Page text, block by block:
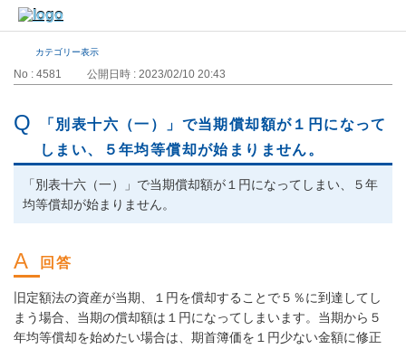
カテゴリー表示
No : 4581 公開日時 : 2023/02/10 20:43
「別表十六（一）」で当期償却額が１円になって
しまい、５年均等償却が始まりません。
「別表十六（一）」で当期償却額が１円になってしまい、５年
均等償却が始まりません。
旧定額法の資産が当期、１円を償却することで５％に到達してし
まう場合、当期の償却額は１円になってしまいます。当期から５
年均等償却を始めたい場合は、期首簿価を１円少ない金額に修正